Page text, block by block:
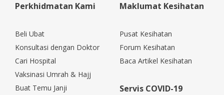
Perkhidmatan Kami
Beli Ubat
Konsultasi dengan Doktor
Cari Hospital
Vaksinasi Umrah & Hajj
Buat Temu Janji
Maklumat Kesihatan
Pusat Kesihatan
Forum Kesihatan
Baca Artikel Kesihatan
Servis COVID-19